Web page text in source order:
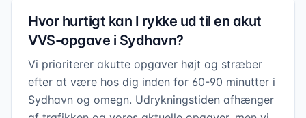
Hvor hurtigt kan I rykke ud til en akut
VVS-opgave i Sydhavn?
Vi prioriterer akutte opgaver højt og stræber
efter at være hos dig inden for 60-90 minutter i
Sydhavn og omegn. Udrykningstiden afhænger